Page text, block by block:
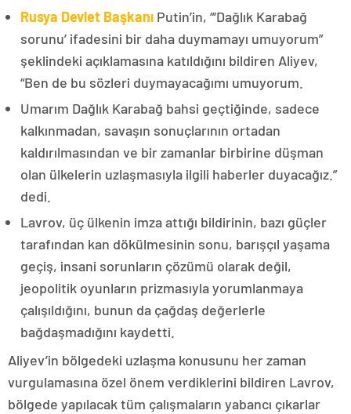
Rusya Devlet Başkanı Putin’in, “‘Dağlık Karabağ
sorunu’ ifadesini bir daha duymamayı umuyorum”
şeklindeki açıklamasına katıldığını bildiren Aliyev,
“Ben de bu sözleri duymayacağımı umuyorum.
Umarım Dağlık Karabağ bahsi geçtiğinde, sadece
kalkınmadan, savaşın sonuçlarının ortadan
kaldırılmasından ve bir zamanlar birbirine düşman
olan ülkelerin uzlaşmasıyla ilgili haberler duyacağız.”
dedi.
Lavrov, üç ülkenin imza attığı bildirinin, bazı güçler
tarafından kan dökülmesinin sonu, barışçıl yaşama
geçiş, insani sorunların çözümü olarak değil,
jeopolitik oyunların prizmasıyla yorumlanmaya
çalışıldığını, bunun da çağdaş değerlerle
bağdaşmadığını kaydetti.
Aliyev’in bölgedeki uzlaşma konusunu her zaman
vurgulamasına özel önem verdiklerini bildiren Lavrov,
bölgede yapılacak tüm çalışmaların yabancı çıkarlar